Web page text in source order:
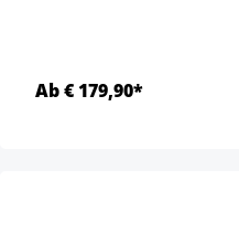
Ab € 179,90*